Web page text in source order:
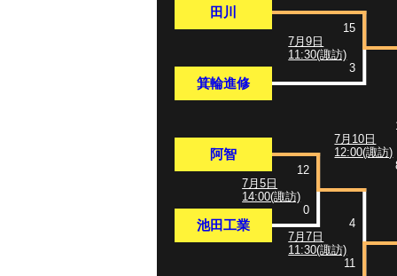
田川
箕輪進修
阿智
池田工業
7月5日
14:00(諏訪)
12
0
7月9日
11:30(諏訪)
15
3
7月7日
11:30(諏訪)
4
11
7月10日
12:00(諏訪)